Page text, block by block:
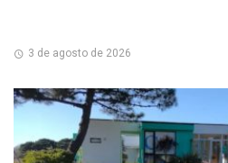
3 de agosto de 2026